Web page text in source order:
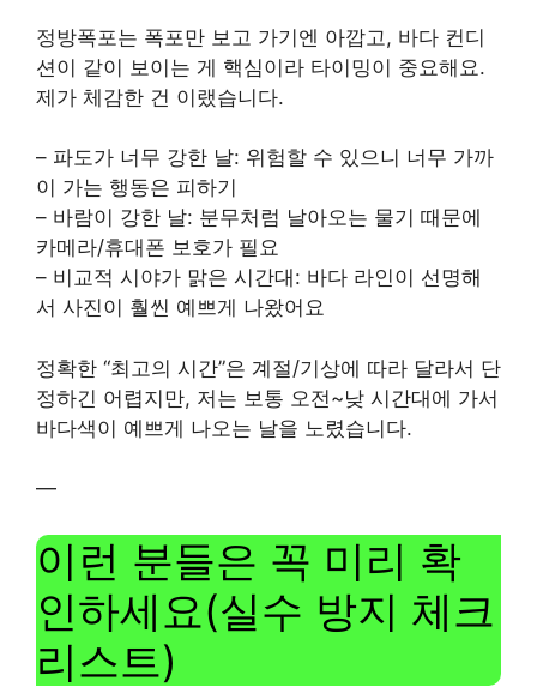
정방폭포는 폭포만 보고 가기엔 아깝고, 바다 컨디
션이 같이 보이는 게 핵심이라 타이밍이 중요해요.
제가 체감한 건 이랬습니다.
– 파도가 너무 강한 날: 위험할 수 있으니 너무 가까
이 가는 행동은 피하기
– 바람이 강한 날: 분무처럼 날아오는 물기 때문에
카메라/휴대폰 보호가 필요
– 비교적 시야가 맑은 시간대: 바다 라인이 선명해
서 사진이 훨씬 예쁘게 나왔어요
정확한 “최고의 시간”은 계절/기상에 따라 달라서 단
정하긴 어렵지만, 저는 보통 오전~낮 시간대에 가서
바다색이 예쁘게 나오는 날을 노렸습니다.
—
이런 분들은 꼭 미리 확
인하세요(실수 방지 체크
리스트)